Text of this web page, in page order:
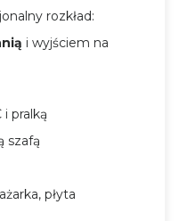
rozkład:
i wyjściem na
i pralką
szafą
płyta